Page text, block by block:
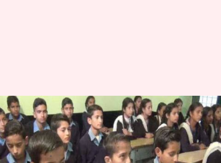
शिक्षा के मामले में दिल्ली के नक्शे-
कदम पर चलेंगी उत्तराखंड और आंध्र
प्रदेश की सरकार
लेखन मोना दीक्षित Mar 27, 2019 06:49 pm